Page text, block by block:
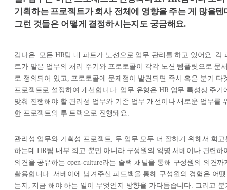
기획하는 프로젝트가 회사 전체에 영향을 주는 게 많을텐
그런 것들은 어떻게 결정하시는지도 궁금해요.
김나은: 모든 HR팀 내 파트가 노션으로 업무 관리를 하고 있어요. 각
트가 맡은 업무의 처리 주기와 프로토콜이 각각 노션 템플릿으로 문
로 정의되어 있고, 프로토콜에 문제점이 발견되면 즉시 혹은 분기 타
프로젝트로 설정하여 개선합니다. 업무 유형은 HR 업무 특성상 주기
맞춰 진행해야 할 관리성 업무와 기존 업무 개선이나 새로운 업무를
한 프로젝트의 투 트랙으로 진행돼요.
관리성 업무와 기획성 프로젝트, 두 업무 모두 더 잘하기 위해서 회고
하는데 HR팀 내부 회고 뿐만 아니라 구성원의 익명 서베이나 관련하
의견을 공유하는 open-culture라는 슬랙 채널을 통해 구성원의 의견까
활용합니다. 서베이에 남겨주신 피드백을 통해 구성원의 경험은 어땠
는지, 지금 해야 하는 일이 무엇인지 방향을 가다듬습니다. 그리고 분